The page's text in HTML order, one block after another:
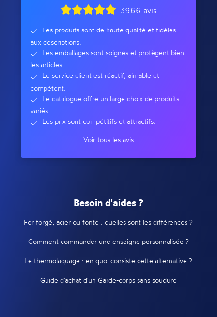
3966 avis
Les produits sont de haute qualité et fidèles
aux descriptions.
Les emballages sont soignés et protègent bien
les articles.
Le service client est réactif, aimable et
compétent.
Le catalogue offre un large choix de produits
variés.
Les prix sont compétitifs et attractifs.
Voir tous les avis
Besoin d'aides ?
Fer forgé, acier ou fonte : quelles sont les différences ?
Comment commander une enseigne personnalisée ?
Le thermolaquage : en quoi consiste cette alternative ?
Guide d'achat d'un Garde-corps sans soudure